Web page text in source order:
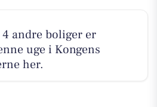
andre boliger er
uge i Kongens
her.